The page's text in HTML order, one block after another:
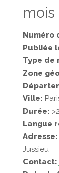
mois
Numéro
Publiée
Type de
Zone
Ville:
Durée:
Langue
Adresse:
Jussieu
Contact: